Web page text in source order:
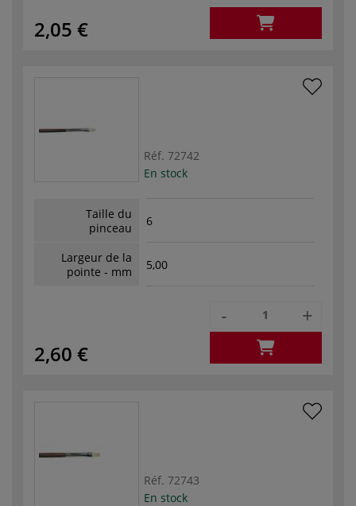
2,05 €
Réf. 72742
En stock
Taille du
pinceau
6
Largeur de la
pointe - mm
5,00
2,60 €
- +
Réf. 72743
En stock